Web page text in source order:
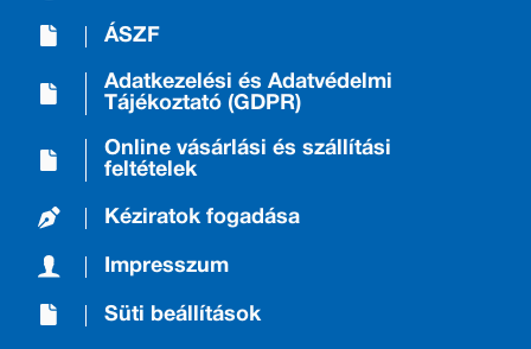
ÁSZF
Adatkezelési és Adatvédelmi
Tájékoztató (GDPR)
Online vásárlási és szállítási
feltételek
Kéziratok fogadása
Impresszum
Süti beállítások